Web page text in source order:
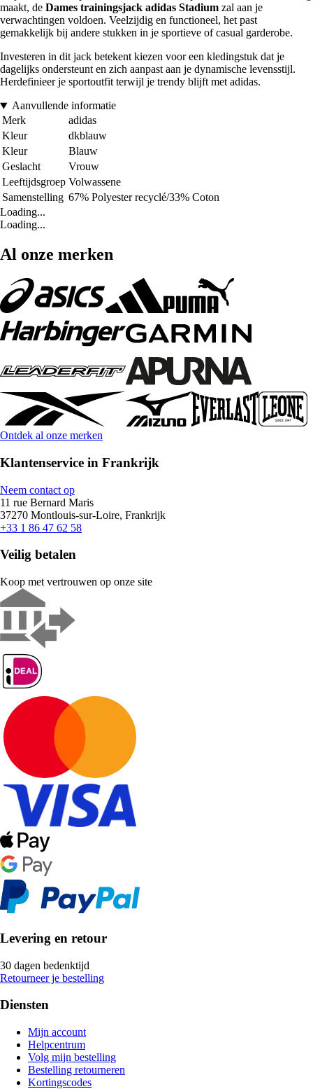
maakt, de Dames trainingsjack adidas Stadium zal aan je
verwachtingen voldoen. Veelzijdig en functioneel, het past
gemakkelijk bij andere stukken in je sportieve of casual garderobe.
Investeren in dit jack betekent kiezen voor een kledingstuk dat je
dagelijks ondersteunt en zich aanpast aan je dynamische levensstijl.
Herdefinieer je sportoutfit terwijl je trendy blijft met adidas.
Aanvullende informatie
Merk
adidas
Kleur
dkblauw
Kleur
Blauw
Geslacht
Vrouw
Leeftijdsgroep Volwassene
Samenstelling 67% Polyester recyclé/33% Coton
Loading...
Loading...
Al onze merken
Ontdek al onze merken
Klantenservice in Frankrijk
Neem contact op
11 rue Bernard Maris
37270 Montlouis-sur-Loire, Frankrijk
+33 1 86 47 62 58
Veilig betalen
Koop met vertrouwen op onze site
Levering en retour
30 dagen bedenktijd
Retourneer je bestelling
Diensten
Mijn account
Helpcentrum
Volg mijn bestelling
Bestelling retourneren
Kortingscodes